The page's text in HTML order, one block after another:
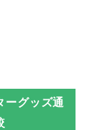
ーグッズ通